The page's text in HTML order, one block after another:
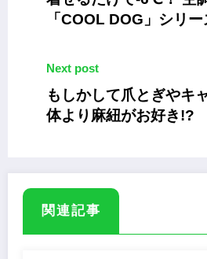
「COOL DOG」シリ
Next post
もしかして爪とぎやキ
体より麻紐がお好き!?
関連記事